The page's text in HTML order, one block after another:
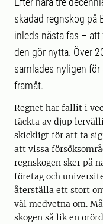
skadad regnskog på
inleds nästa fas –
den gör nytta. Över
samlades nyligen för
framåt.
Regnet har fallit i
täckta av djup
skickligt för att ta
att vissa
regnskogen sker på
företag och
återställa ett stort
väl medvetna om.
skogen så lik en